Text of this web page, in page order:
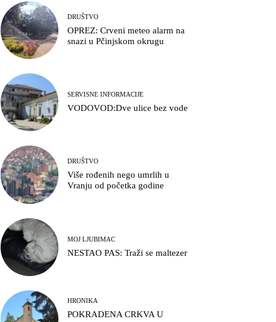
DRUŠTVO
OPREZ: Crveni meteo alarm na
snazi u Pčinjskom okrugu
SERVISNE INFORMACIJE
VODOVOD:Dve ulice bez vode
DRUŠTVO
Više rođenih nego umrlih u
Vranju od početka godine
MOJ LJUBIMAC
NESTAO PAS: Traži se maltezer
HRONIKA
POKRADENA CRKVA U